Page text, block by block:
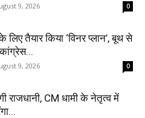
9, 2026 0
तैयार किया ‘विनर प्लान’, बूथ से
9, 2026 0
राजधानी, CM धामी के नेतृत्व में